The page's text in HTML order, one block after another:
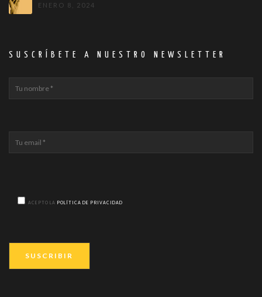
ENERO 8, 2024
SUSCRÍBETE A NUESTRO NEWSLETTER
ACEPTO LA POLÍTICA DE PRIVACIDAD